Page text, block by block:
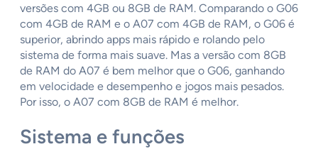
versões com 4GB ou 8GB de RAM. Comparando o G06
com 4GB de RAM e o A07 com 4GB de RAM, o G06 é
superior, abrindo apps mais rápido e rolando pelo
sistema de forma mais suave. Mas a versão com 8GB
de RAM do A07 é bem melhor que o G06, ganhando
em velocidade e desempenho e jogos mais pesados.
Por isso, o A07 com 8GB de RAM é melhor.
Sistema e funções